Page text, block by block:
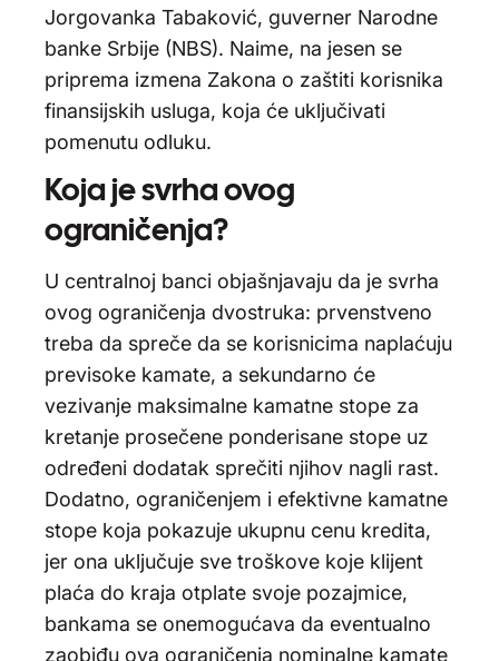
Jorgovanka Tabaković, guverner Narodne
banke Srbije (NBS). Naime, na jesen se
priprema izmena Zakona o zaštiti korisnika
finansijskih usluga, koja će uključivati
pomenutu odluku.
Koja je svrha ovog
ograničenja?
U centralnoj banci objašnjavaju da je svrha
ovog ograničenja dvostruka: prvenstveno
treba da spreče da se korisnicima naplaćuju
previsoke kamate, a sekundarno će
vezivanje maksimalne kamatne stope za
kretanje prosečene ponderisane stope uz
određeni dodatak sprečiti njihov nagli rast.
Dodatno, ograničenjem i efektivne kamatne
stope koja pokazuje ukupnu cenu kredita,
jer ona uključuje sve troškove koje klijent
plaća do kraja otplate svoje pozajmice,
bankama se onemogućava da eventualno
zaobiđu ova ograničenja nominalne kamate